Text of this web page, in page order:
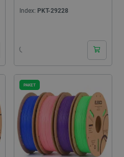
Index: PKT-29228
PAKET